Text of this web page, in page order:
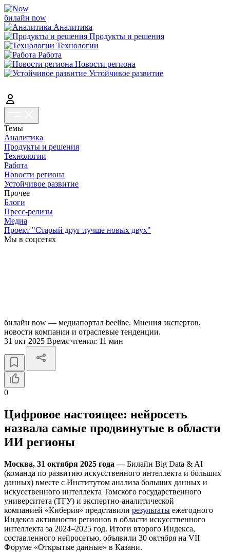
билайн now
Аналитика
Продукты и решения
Технологии
Работа
Новости региона
Устойчивое развитие
Темы
Аналитика
Продукты и решения
Технологии
Работа
Новости региона
Устойчивое развитие
Прочее
Блоги
Пресс-релизы
Медиа
Проект "Старый друг лучше новых двух"
Мы в соцсетях
билайн now — медиапортал beeline. Мнения экспертов,
новости компании и отраслевые тенденции.
31 окт 2025 Время чтения: 11 мин
0
Цифровое настоящее: нейросеть
назвала самые продвинутые в области
ИИ регионы
Москва, 31 октября 2025 года —Билайн Big Data & AI
(команда по развитию искусственного интеллекта и больших
данных) вместе с Институтом анализа больших данных и
искусственного интеллекта Томского государственного
университета (ТГУ) и экспертно-аналитической
компанией «Киберия» представили результаты ежегодного
Индекса активности регионов в области искусственного
интеллекта за 2024–2025 год. Итоги второго Индекса,
составленного нейросетью, объявили 30 октября на VII
Форуме «Открытые данные» в Казани.